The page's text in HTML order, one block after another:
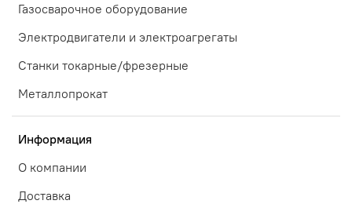
Газосварочное оборудование
Электродвигатели и электроагрегаты
Станки токарные/фрезерные
Металлопрокат
Информация
О компании
Доставка